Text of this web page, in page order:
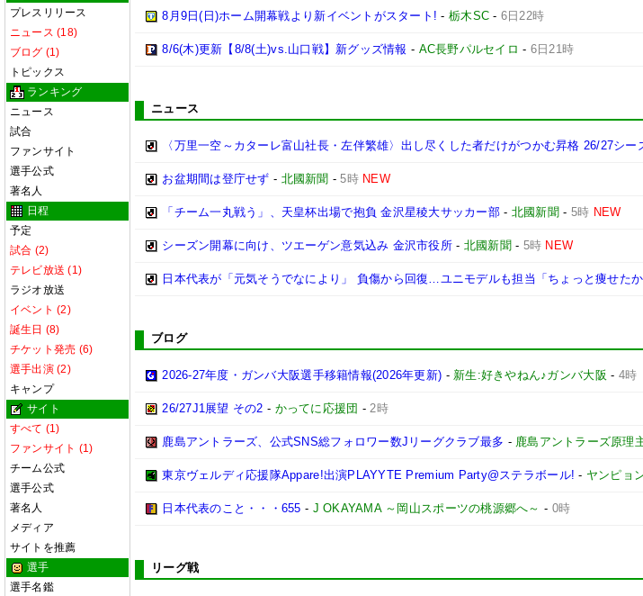
プレスリリース
ニュース (18)
ブログ (1)
トピックス
ランキング
ニュース
試合
ファンサイト
選手公式
著名人
日程
予定
試合 (2)
テレビ放送 (1)
ラジオ放送
イベント (2)
誕生日 (8)
チケット発売 (6)
選手出演 (2)
キャンプ
サイト
すべて (1)
ファンサイト (1)
チーム公式
選手公式
著名人
メディア
サイトを推薦
選手
選手名鑑
8月9日(日)ホーム開幕戦より新イベントがスタート! -栃木SC - 6日22時
8/6(木)更新【8/8(土)vs.山口戦】新グッズ情報 - AC長野パルセイロ - 6日21時
ニュース
〈万里一空～カターレ富山社長・左伴繁雄〉出し尽くした者だけがつかむ昇格 26/27シー
お盆期間は登庁せず - 北國新聞 -5時 NEW
「チーム一丸戦う」、天皇杯出場で抱負 金沢星稜大サッカー部 - 北國新聞 - 5時 NEW
シーズン開幕に向け、ツエーゲン意気込み 金沢市役所- 北國新聞 - 5時 NEW
日本代表が「元気そうでなにより」 負傷から回復…ユニモデルも担当「ちょっと痩せたか
ブログ
2026-27年度・ガンバ大阪選手移籍情報(2026年更新) - 新生:好きやねん♪ガンバ大阪 - 4時
26/27J1展望 その2 - かってに応援団 -2時
鹿島アントラーズ、公式SNS総フォロワー数Jリーグクラブ最多 - 鹿島アントラーズ原理
東京ヴェルディ応援隊Appare!出演PLAYYTE Premium Party@ステラボール! - ヤンピョ
日本代表のこと・・・655 - J OKAYAMA ～岡山スポーツの桃源郷へ～ - 0時
リーグ戦